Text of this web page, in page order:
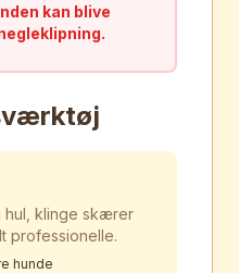
kan blive
hul, klinge skærer
professionelle.
hunde